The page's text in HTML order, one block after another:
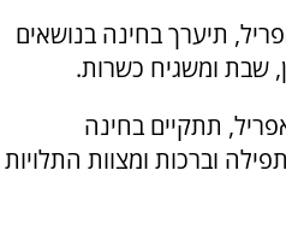
ו' באייר, 23 באפריל, תיערך בחינה בנושאים
שבת ומשגיח כשרות.
ראשון, ט' באייר, 26 באפריל, תתקיים בחינה
וברכות ומצוות התלויות